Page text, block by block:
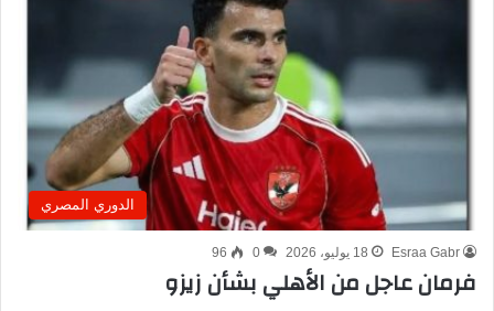
الدوري المصري
Esraa Gabr 18 يوليو، 2026 0
96
فرمان عاجل من الأهلي بشأن زيزو